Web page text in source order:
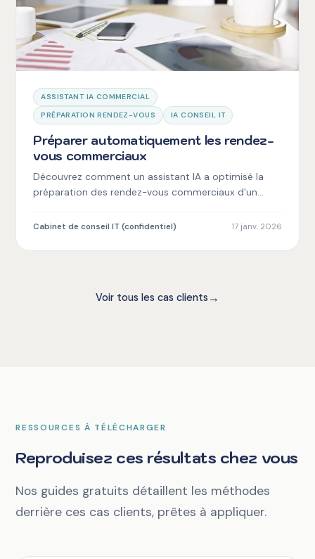
ASSISTANT IA COMMERCIAL
PRÉPARATION RENDEZ-VOUS
IA CONSEIL IT
Préparer automatiquement les rendez-
vous commerciaux
Découvrez comment un assistant IA a optimisé la
préparation des rendez-vous commerciaux d'un
client.
Cabinet de conseil IT (confidentiel) 17 janv. 2026
Voir tous les cas clients →
RESSOURCES À TÉLÉCHARGER
Reproduisez ces résultats chez vous
Nos guides gratuits détaillent les méthodes
derrière ces cas clients, prêtes à appliquer.